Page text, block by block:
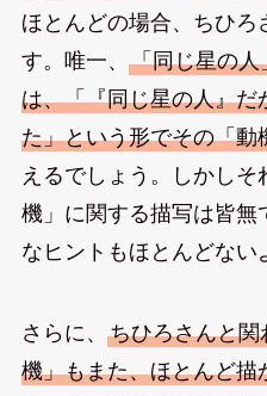
ほとんどの場合、ちひ
す。唯一、 「同じ星の人
は、「『同じ星の人』だ
た」という形でその「動
えるでしょう。しかし
機」に関する描写は皆無
なヒントもほとんどない
さらに、 ちひろさんと
機」もまた、ほとんど描